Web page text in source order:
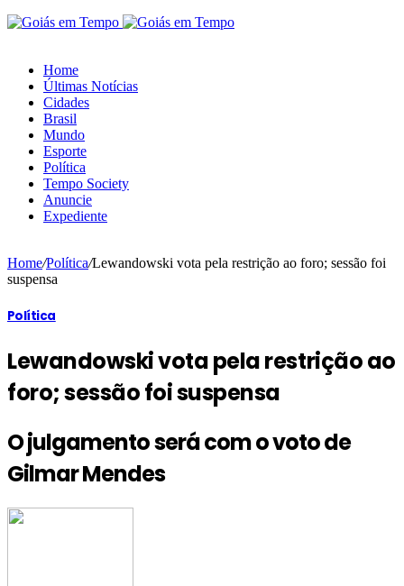
Home
Últimas Notícias
Cidades
Brasil
Mundo
Esporte
Política
Tempo Society
Anuncie
Expediente
Home/Política/Lewandowski vota pela restrição ao foro; sessão foi
suspensa
Política
Lewandowski vota pela restrição ao
foro; sessão foi suspensa
O julgamento será com o voto de
Gilmar Mendes